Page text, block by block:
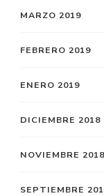
MARZO 2019
FEBRERO 2019
ENERO 2019
DICIEMBRE 2018
NOVIEMBRE 2018
SEPTIEMBRE